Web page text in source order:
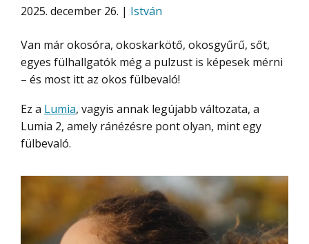
2025. december 26. | István
Van már okosóra, okoskarkötő, okosgyűrű, sőt,
egyes fülhallgatók még a pulzust is képesek mérni
– és most itt az okos fülbevaló!
Ez a Lumia, vagyis annak legújabb változata, a
Lumia 2, amely ránézésre pont olyan, mint egy
fülbevaló.